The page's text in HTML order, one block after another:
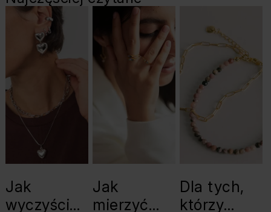
Jak
wyczyścić
Jak
mierzyć
Dla tych,
którzy